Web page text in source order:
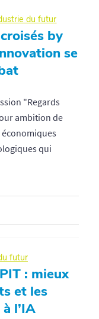
du futur
by
se
"Regards
ambition de
qui
futur
: mieux
et les
l’IA